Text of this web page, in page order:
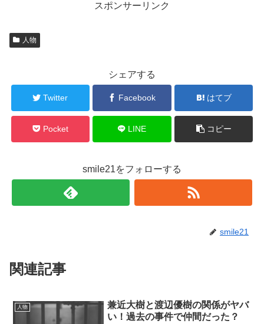
スポンサーリンク
人物
シェアする
Twitter Facebook はてブ
Pocket LINE コピー
smile21をフォローする
smile21
関連記事
人物
兼近大樹と渡辺優樹の関係がヤバ
い！過去の事件で仲間だった？